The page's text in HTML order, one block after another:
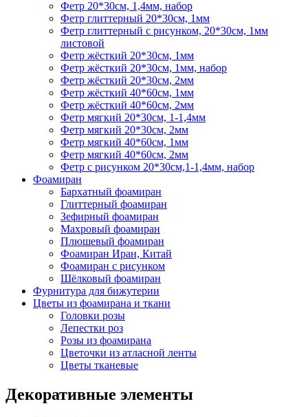
Фетр 20*30см, 1,4мм, набор
Фетр глиттерный 20*30см, 1мм
Фетр глиттерный с рисунком, 20*30см, 1мм
листовой
Фетр жёсткий 20*30см, 1мм
Фетр жёсткий 20*30см, 1мм, набор
Фетр жёсткий 20*30см, 2мм
Фетр жёсткий 40*60см, 1мм
Фетр жёсткий 40*60см, 2мм
Фетр мягкий 20*30см, 1-1,4мм
Фетр мягкий 20*30см, 2мм
Фетр мягкий 40*60см, 1мм
Фетр мягкий 40*60см, 2мм
Фетр с рисунком 20*30см,1-1,4мм, набор
Фоамиран
Бархатный фоамиран
Глиттерный фоамиран
Зефирный фоамиран
Махровый фоамиран
Плюшевый фоамиран
Фоамиран Иран, Китай
Фоамиран с рисунком
Шёлковый фоамиран
Фурнитура для бижутерии
Цветы из фоамирана и ткани
Головки розы
Лепестки роз
Розы из фоамирана
Цветочки из атласной ленты
Цветы тканевые
Декоративные элементы